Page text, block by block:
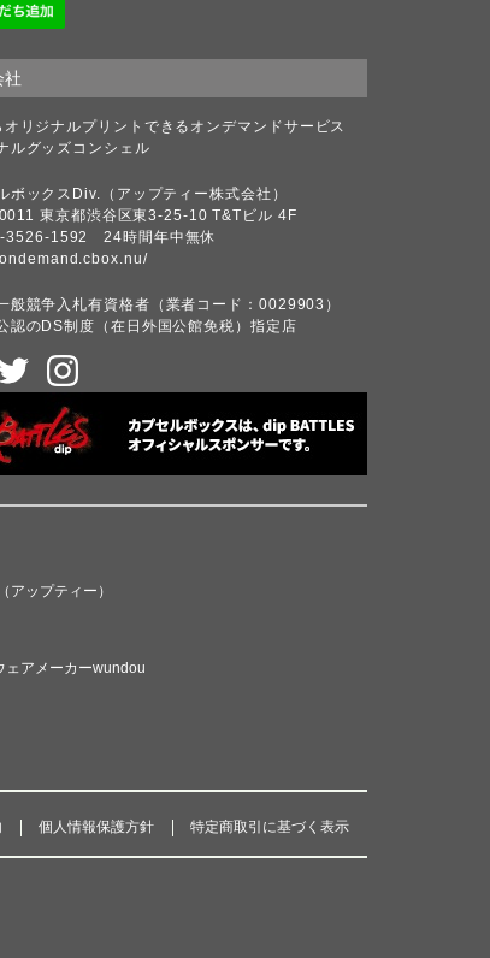
社
オリジナルプリントできるオンデマンドサービス
ルグッズコンシェル
ボックスDiv.（アップティー株式会社）
東京都渋谷区東3-25-10 T&Tビル 4F
3526-1592 24時間年中無休
般競争入札有資格者（業者コード：0029903）
認のDS制度（在日外国公館免税）指定店
アップティー）
ェアメーカーwundou
個人情報保護方針 特定商取引に基づく表示